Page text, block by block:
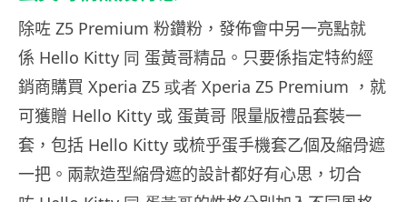
除咗 Z5 Premium 粉鑽粉，發佈會中另一亮點就
係 Hello Kitty 同 蛋黃哥精品。只要係指定特約經
銷商購買 Xperia Z5 或者 Xperia Z5 Premium ，就
可獲贈 Hello Kitty 或 蛋黃哥 限量版禮品套裝一
套，包括 Hello Kitty 或梳乎蛋手機套乙個及縮骨遮
一把 。兩款造型縮骨遮的設計都好有心思，切合